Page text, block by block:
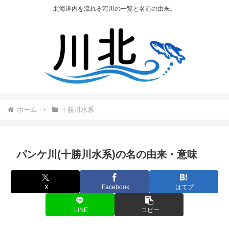
北海道内を流れる河川の一覧と名前の由来。
ホーム 十勝川水系
パンケ川(十勝川水系)の名の由来・意味
X Facebook はてブ
LINE コピー